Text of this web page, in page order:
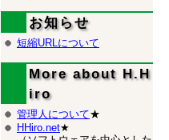
お知らせ
短縮URLについて
More about H.H
iro
管理人について★
HHiro.net★